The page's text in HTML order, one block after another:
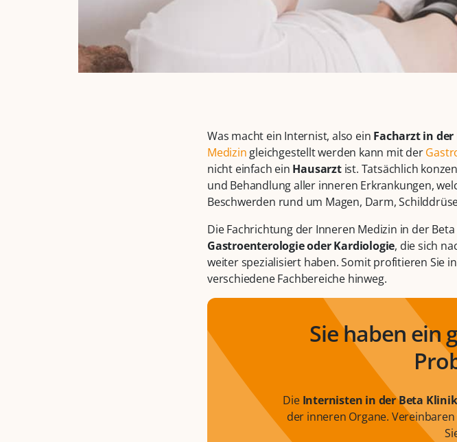
Was macht ein Internist, also ein Facharzt in
Medizingleichgestellt werden kann mit der
nicht einfach ein Hausarztist. Tatsächlich
und Behandlung aller inneren Erkrankungen,
Beschwerden rund um Magen, Darm,
Die Fachrichtung der Inneren Medizin in der
Gastroenterologie oder Kardiologie, die sich
weiter spezialisiert haben. Somit profitieren Sie
verschiedene Fachbereiche hinweg.
Sie haben ein
Die Internisten in derBeta Klinik
der inneren Organe.